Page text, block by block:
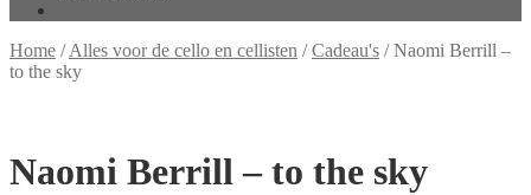
Home /Alles voor de cello en cellisten /Cadeau's /Naomi Berrill –
to the sky
Naomi Berrill – to the sky